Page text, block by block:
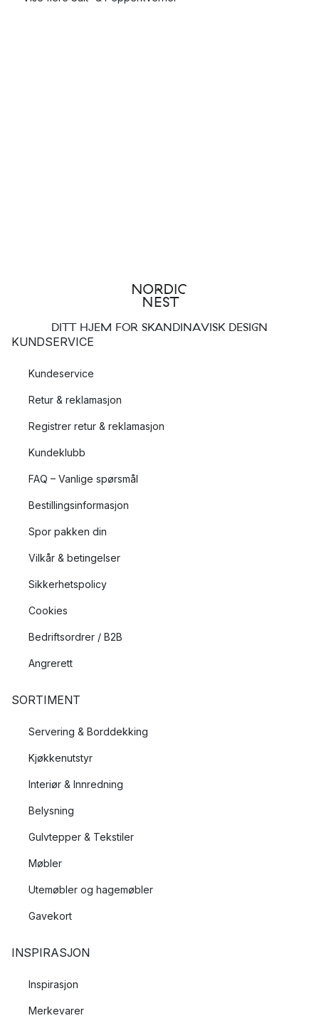
DITT HJEM FOR SKANDINAVISK DESIGN
KUNDSERVICE
Kundeservice
Retur & reklamasjon
Registrer retur & reklamasjon
Kundeklubb
FAQ – Vanlige spørsmål
Bestillingsinformasjon
Spor pakken din
Vilkår & betingelser
Sikkerhetspolicy
Cookies
Bedriftsordrer / B2B
Angrerett
SORTIMENT
Servering & Borddekking
Kjøkkenutstyr
Interiør & Innredning
Belysning
Gulvtepper & Tekstiler
Møbler
Utemøbler og hagemøbler
Gavekort
INSPIRASJON
Inspirasjon
Merkevarer